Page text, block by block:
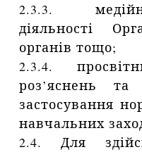
2.3.3.
діяльності
органів тощо;
2.3.4.
роз’яснень
застосування
навчальних
2.4. Для